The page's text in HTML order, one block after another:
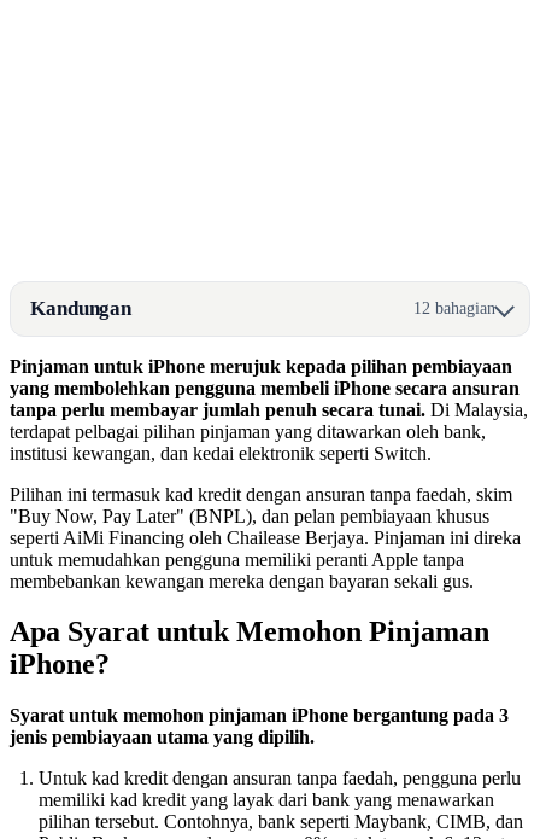
Kandungan 12 bahagian
Pinjaman untuk iPhone merujuk kepada pilihan pembiayaan
yang membolehkan pengguna membeli iPhone secara ansuran
tanpa perlu membayar jumlah penuh secara tunai. Di Malaysia,
terdapat pelbagai pilihan pinjaman yang ditawarkan oleh bank,
institusi kewangan, dan kedai elektronik seperti Switch.
Pilihan ini termasuk kad kredit dengan ansuran tanpa faedah, skim
"Buy Now, Pay Later" (BNPL), dan pelan pembiayaan khusus
seperti AiMi Financing oleh Chailease Berjaya. Pinjaman ini direka
untuk memudahkan pengguna memiliki peranti Apple tanpa
membebankan kewangan mereka dengan bayaran sekali gus.
Apa Syarat untuk Memohon Pinjaman
iPhone?
Syarat untuk memohon pinjaman iPhone bergantung pada 3
jenis pembiayaan utama yang dipilih.
Untuk kad kredit dengan ansuran tanpa faedah, pengguna perlu
memiliki kad kredit yang layak dari bank yang menawarkan
pilihan tersebut. Contohnya, bank seperti Maybank, CIMB, dan